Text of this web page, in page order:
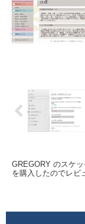
GREGORY のスケ
を購入したのでレビ